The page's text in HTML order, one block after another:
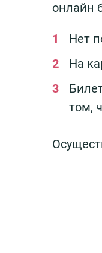
онлайн
Нет
На
том,